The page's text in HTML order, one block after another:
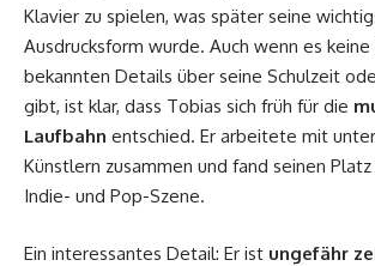
Klavier zu spielen, was später seine
Ausdrucksform wurde. Auch wenn es
bekannten Details über seine Schulzeit
gibt, ist klar, dass Tobias sich früh für die
Laufbahn entschied. Er arbeitete mit
Künstlern zusammen und fand seinen
Indie- und Pop-Szene.
Ein interessantes Detail: Er ist ungefähr